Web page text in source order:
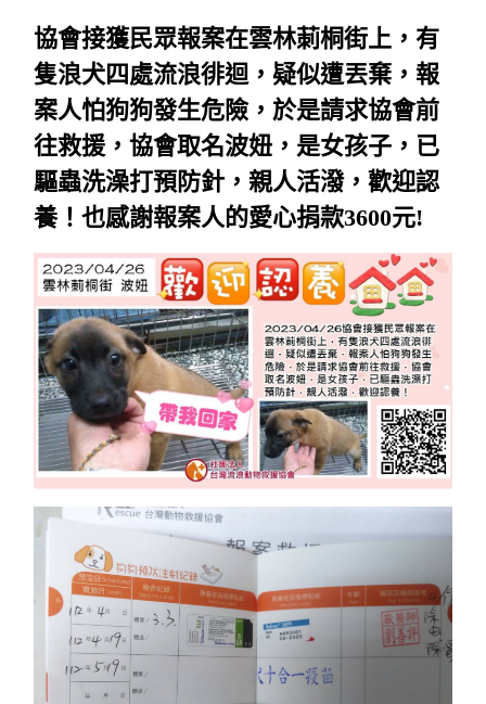
協會接獲民眾報案在雲林莿桐街上， 有
隻浪犬四處流浪徘迴 ， 疑似遭丟棄，報
案人怕狗狗發生危險，於是請求協會前
往救援，協會取名波妞，是女孩子，已
驅蟲洗澡打預防針，親人活潑，歡迎認
養！也感謝報案人的愛心捐款3600元!